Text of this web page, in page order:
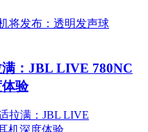
：JBL LIVE 780NC
验